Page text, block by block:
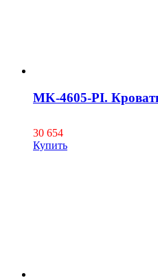
MK-4605-PI.
30 654
Купить